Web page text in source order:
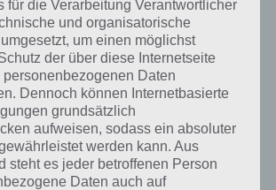
Passt das Wort auch zu Island? Zu
präsentieren wir daher auch immer eine
eines Spiels. Es kann sich aber um ein
Mannschaft handeln. Mit einem Spieler kann
gemeint sein, die an einem Glücksspiel
der ein Musikinstrument spielt. Es werden
so bezeichnet, die Computerspiele spielen.
für die Verarbeitung Verantwortlicher
und organisatorische
um einen möglichst
der über diese Internetseite
Daten
Dennoch können Internetbasierte
grundsätzlich
aufweisen, sodass ein absoluter
werden kann. Aus
steht es jeder betroffenen Person
Daten auch auf